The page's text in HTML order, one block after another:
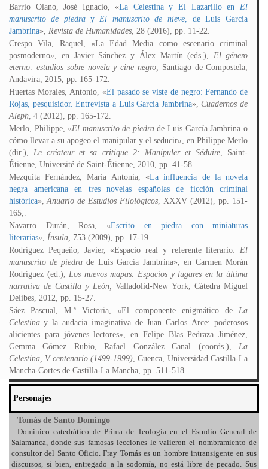
Barrio Olano, José Ignacio, «La Celestina y El Lazarillo en El
manuscrito de piedra y El manuscrito de nieve, de Luis García
Jambrina», Revista de Humanidades, 28 (2016), pp. 11-22.
Crespo Vila, Raquel, «La Edad Media como escenario criminal
posmoderno», en Javier Sánchez y Álex Martín (eds.), El género
eterno: estudios sobre novela y cine negro, Santiago de Compostela,
Andavira, 2015, pp. 165-172.
Huertas Morales, Antonio, «El pasado se viste de negro: Fernando de
Rojas, pesquisidor. Entrevista a Luis García Jambrina», Cuadernos de
Aleph, 4 (2012), pp. 165-172.
Merlo, Philippe, «El manuscrito de piedra de Luis García Jambrina o
cómo llevar a su apogeo el manipular y el seducir», en Philippe Merlo
(dir.), Le créateur et sa critique 2: Manipuler et Séduire, Saint-
Étienne, Université de Saint-Étienne, 2010, pp. 41-58.
Mezquita Fernández, María Antonia, «La influencia de la novela
negra americana en tres novelas españolas de ficción criminal
histórica»,Anuario de Estudios Filológicos, XXXV (2012), pp. 151-
165,.
Navarro Durán, Rosa, «Escrito en piedra con miniaturas
literarias», Ínsula, 753 (2009), pp. 17-19.
Rodríguez Pequeño, Javier, «Espacio real y referente literario: El
manuscrito de piedra de Luis García Jambrina», en Carmen Morán
Rodríguez (ed.), Los nuevos mapas. Espacios y lugares en la última
narrativa de Castilla y León, Valladolid-New York, Cátedra Miguel
Delibes, 2012, pp. 15-27.
Sáez Pascual, M.ª Victoria, «El componente enigmático de La
Celestina y la audacia imaginativa de Juan Carlos Arce: poderosos
alicientes para jóvenes lectores», en Felipe Blas Pedraza Jiménez,
Gemma Gómez Rubio, Rafael González Canal (coords.), La
Celestina, V centenario (1499-1999), Cuenca, Universidad Castilla-La
Mancha-Cortes de Castilla-La Mancha, pp. 511-518.
Personajes
Tomás de Santo Domingo
Dominico catedrático de Prima de Teología en el Estudio General de
Salamanca, donde sus famosas lecciones le valieron el nombramiento de
consultor del Santo Oficio. Fray Tomás es un hombre intransigente en sus
discursos, si bien, entregado a la sodomía, no está libre de pecado. Sus